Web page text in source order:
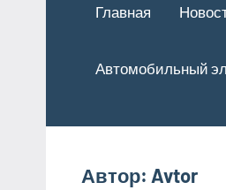
Главная
Автомобильный
Автор: Avtor